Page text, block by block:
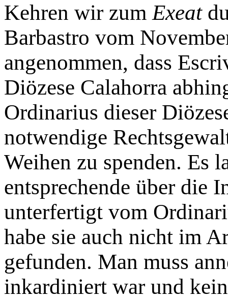
Kehren wir zum Exeat
Barbastro vom
angenommen, dass
Diözese Calahorra
Ordinarius dieser
notwendige
Weihen zu spenden. Es
entsprechende über die
unterfertigt vom
habe sie auch nicht im
gefunden. Man muss
inkardiniert war und